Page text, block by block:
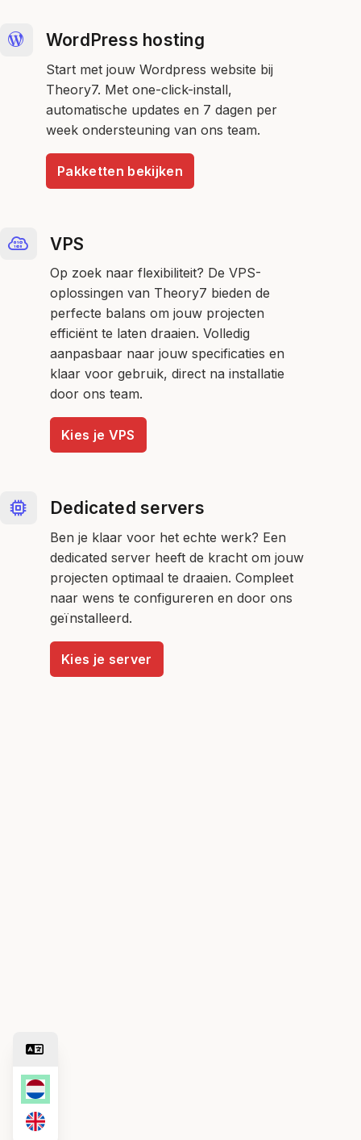
WordPress hosting
Start met jouw Wordpress website bij
Theory7. Met one-click-install,
automatische updates en 7 dagen per
week ondersteuning van ons team.
Pakketten bekijken
VPS
Op zoek naar flexibiliteit? De VPS-
oplossingen van Theory7 bieden de
perfecte balans om jouw projecten
efficiënt te laten draaien. Volledig
aanpasbaar naar jouw specificaties en
klaar voor gebruik, direct na installatie
door ons team.
Kies je VPS
Dedicated servers
Ben je klaar voor het echte werk? Een
dedicated server heeft de kracht om jouw
projecten optimaal te draaien. Compleet
naar wens te configureren en door ons
geïnstalleerd.
Kies je server